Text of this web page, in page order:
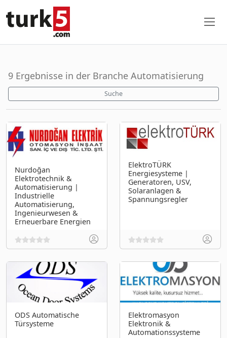
9 Ergebnisse in der Branche Automatisierung
Suche
Nurdoğan
Elektrotechnik &
Automatisierung |
Industrielle
Automatisierung,
Ingenieurwesen &
Erneuerbare Energien
ElektroTÜRK
Energiesysteme |
Generatoren, USV,
Solaranlagen &
Spannungsregler
ODS Automatische
Türsysteme
Elektromasyon
Elektronik &
Automationssysteme